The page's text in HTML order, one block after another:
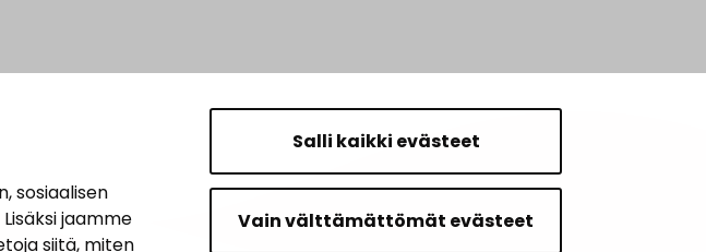
sosiaalisen
jaamme
siitä, miten
Salli kaikki evästeet
Vain välttämättömät evästeet